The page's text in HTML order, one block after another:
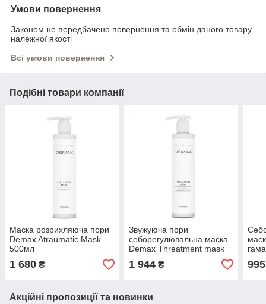
Умови повернення
Законом не передбачено повернення та обмін даного товару
належної якості
Всі умови повернення
Подібні товари компанії
Маска розрихляюча пори
Demax Atraumatic Mask
500мл
1 680 ₴
Звужуюча пори
себорегулювальна маска
Demax Threatment mask
500 мл
1 944₴ 995
Акційні пропозиції та новинки